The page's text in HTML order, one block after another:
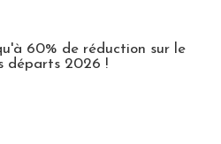
60% de réduction sur le
départs 2026 !